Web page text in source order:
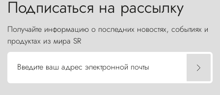
Подписаться на рассылку
Получайте информацию о последних новостях, событиях и
продуктах из мира SR
Введите ваш адрес электронной почты